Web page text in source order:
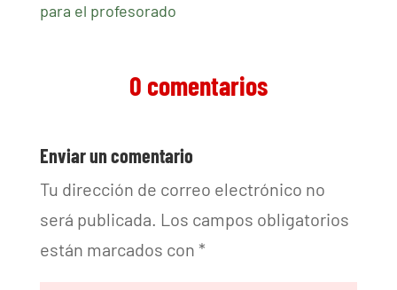
para el profesorado
0 comentarios
Enviar un comentario
Tu dirección de correo electrónico no
será publicada. Los campos obligatorios
están marcados con *